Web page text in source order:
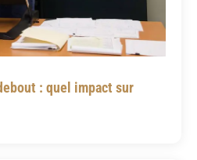
: quel impact sur